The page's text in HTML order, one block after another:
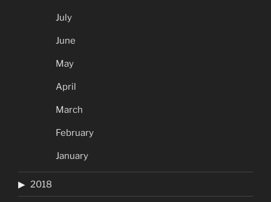
July
June
May
April
March
February
January
2018